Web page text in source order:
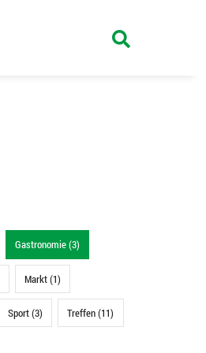
Gastronomie (3)
Markt (1)
Sport (3) Treffen (11)